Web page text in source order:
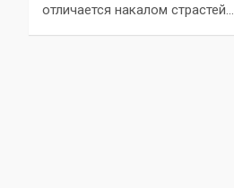
отличается накалом страстей…